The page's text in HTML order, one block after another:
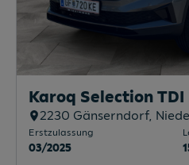
Karoq Selection TDI
2230 Gänserndorf,
Erstzulassung
03/2025